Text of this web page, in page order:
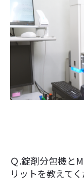
Ｑ.錠剤分包機と
リットを教えてく